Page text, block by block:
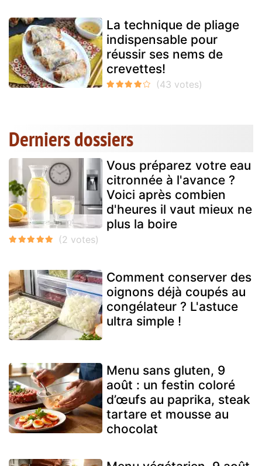
La technique de pliage
indispensable pour
réussir ses nems de
crevettes!
Derniers dossiers
Vous préparez votre eau
citronnée à l'avance ?
Voici après combien
d'heures il vaut mieux ne
plus la boire
Comment conserver des
oignons déjà coupés au
congélateur ? L'astuce
ultra simple !
Menu sans gluten, 9
août : un festin coloré
d’œufs au paprika, steak
tartare et mousse au
chocolat